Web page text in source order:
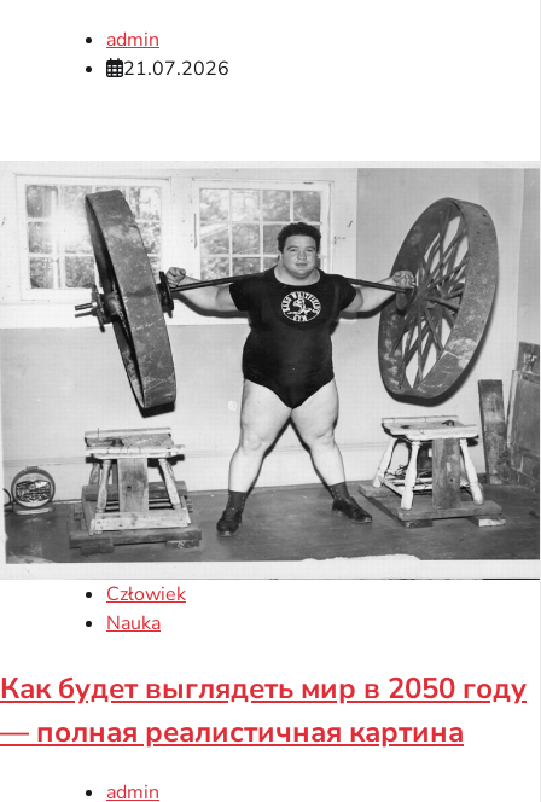
admin
21.07.2026
Człowiek
Nauka
Как будет выглядеть мир в 2050 году
— полная реалистичная картина
admin